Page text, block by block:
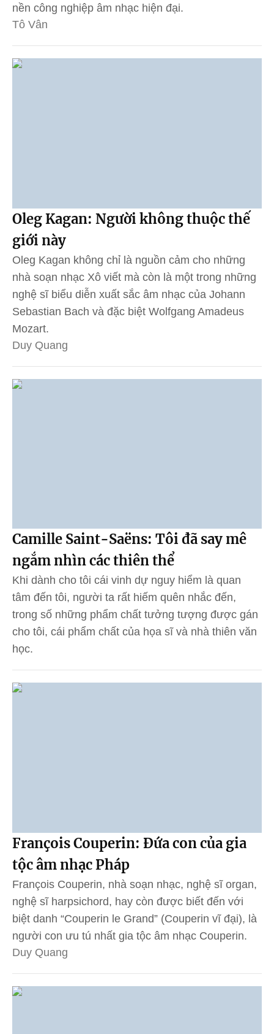
nền công nghiệp âm nhạc hiện đại.
Tô Vân
Oleg Kagan: Người không thuộc thế
giới này
Oleg Kagan không chỉ là nguồn cảm cho những
nhà soạn nhạc Xô viết mà còn là một trong những
nghệ sĩ biểu diễn xuất sắc âm nhạc của Johann
Sebastian Bach và đặc biệt Wolfgang Amadeus
Mozart.
Duy Quang
Camille Saint-Saëns: Tôi đã say mê
ngắm nhìn các thiên thể
Khi dành cho tôi cái vinh dự nguy hiểm là quan
tâm đến tôi, người ta rất hiếm quên nhắc đến,
trong số những phẩm chất tưởng tượng được gán
cho tôi, cái phẩm chất của họa sĩ và nhà thiên văn
học.
François Couperin: Đứa con của gia
tộc âm nhạc Pháp
François Couperin, nhà soạn nhạc, nghệ sĩ organ,
nghệ sĩ harpsichord, hay còn được biết đến với
biệt danh “Couperin le Grand” (Couperin vĩ đại), là
người con ưu tú nhất gia tộc âm nhạc Couperin.
Duy Quang